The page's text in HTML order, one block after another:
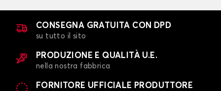
CONSEGNA GRATUITA CON DPD
su tutto il sito
PRODUZIONE E QUALITÀ U.E.
nella nostra fabbrica
FORNITORE UFFICIALE PRODUTTORE